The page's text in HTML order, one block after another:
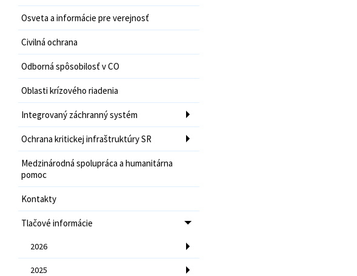
Osveta a informácie pre verejnosť
Civilná ochrana
Odborná spôsobilosť v CO
Oblasti krízového riadenia
Integrovaný záchranný systém
Ochrana kritickej infraštruktúry SR
Medzinárodná spolupráca a humanitárna
pomoc
Kontakty
Tlačové informácie
2026
2025